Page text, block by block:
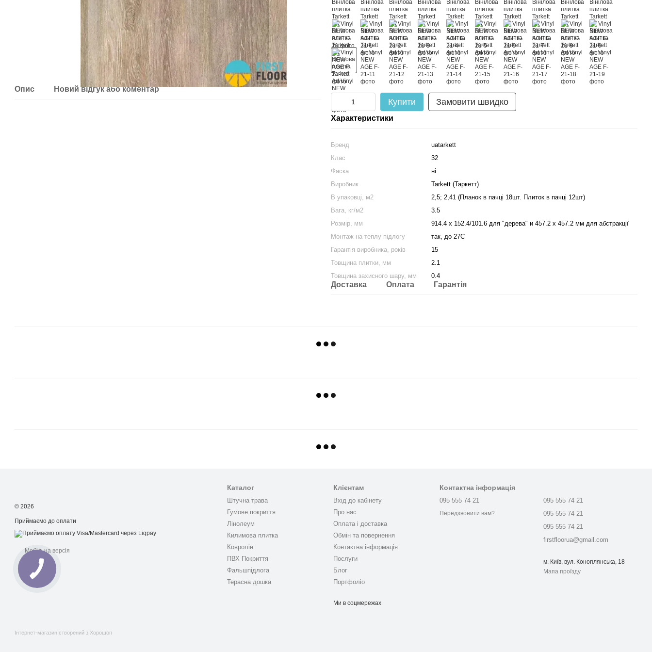
Опис Новий відгук або коментар
Купити Замовити швидко
Характеристики
Бренд
uatarkett
Клас
32
Фаска
ні
Виробник
Tarkett (Таркетт)
В упаковці, м2
2,5; 2,41 (Планок в пачці 18шт. Плиток в пачці 12шт)
Вага, кг/м2
3.5
Розмір, мм
914.4 х 152.4/101.6 для "дерева" и 457.2 x 457.2 мм для абстракції
Монтаж на теплу підлогу
так, до 27С
Гарантія виробника, років
15
Товщина плитки, мм
2.1
Товщина захисного шару, мм
0.4
Доставка Оплата Гарантія
© 2026
Приймаємо до оплати
Мобільна версія
Інтернет-магазин створений з Хорошоп
Каталог
Штучна трава
Гумове покриття
Лінолеум
Килимова плитка
Ковролін
ПВХ Покриття
Фальшпідлога
Терасна дошка
Клієнтам
Вхід до кабінету
Про нас
Оплата і доставка
Обмін та повернення
Контактна інформація
Послуги
Блог
Портфоліо
Ми в соцмережах
Контактна інформація
095 555 74 21
Передзвонити вам?
095 555 74 21
095 555 74 21
095 555 74 21
firstfloorua@gmail.com
м. Київ, вул. Коноплянська, 18
Мапа проїзду